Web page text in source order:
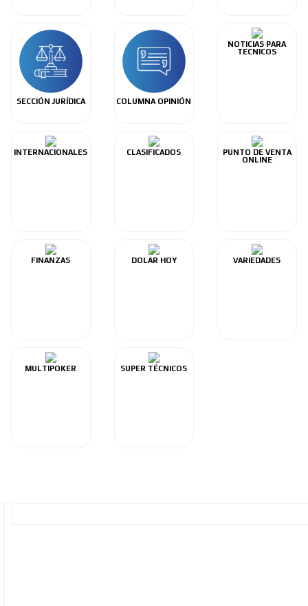
SECCIÓN JURÍDICA COLUMNA OPINIÓN
NOTICIAS PARA
TECNICOS
INTERNACIONALES CLASIFICADOS
PUNTO DE VENTA
ONLINE
FINANZAS DOLAR HOY VARIEDADES
MULTIPOKER SUPER TÉCNICOS